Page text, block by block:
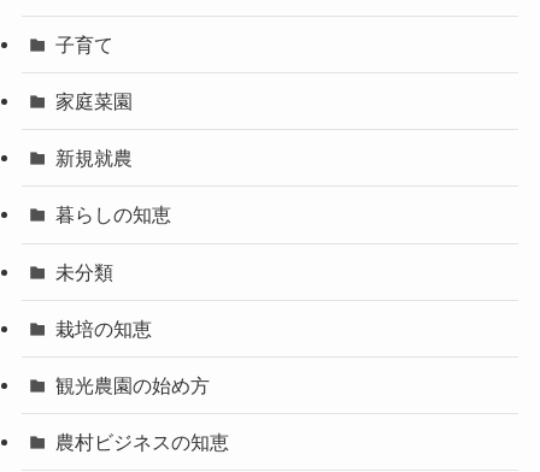
子育て
家庭菜園
新規就農
暮らしの知恵
未分類
栽培の知恵
観光農園の始め方
農村ビジネスの知恵